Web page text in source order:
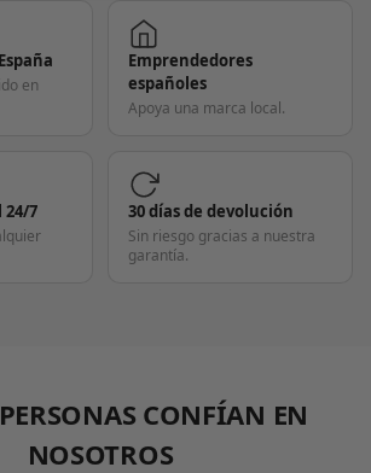
en
Emprendedores
españoles
Apoya una marca local.
24/7 30 días de devolución
Sin riesgo gracias a nuestra
garantía.
CONFÍAN EN
NOSOTROS